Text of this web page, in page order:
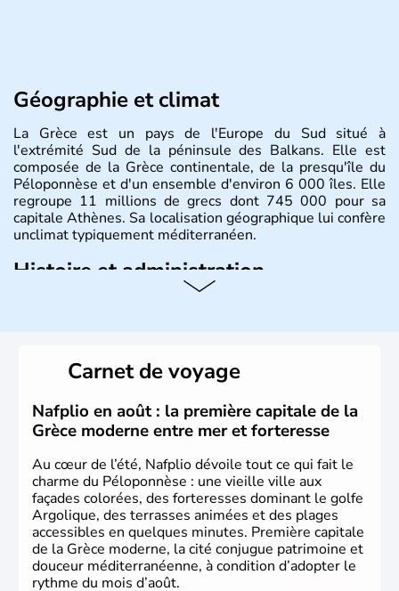
Géographie et climat
La Grèce est un pays de l'Europe du Sud situé à
l'extrémité Sud de la péninsule des Balkans. Elle est
composée de la Grèce continentale, de la presqu'île du
Péloponnèse et d'un ensemble d'environ 6 000 îles. Elle
regroupe 11 millions de grecs dont 745 000 pour sa
capitale Athènes. Sa localisation géographique lui confère
unclimat typiquement méditerranéen.
Histoire et administration
l'invention des Jeux Olympiques en 776 avant J.C. Le 25
mars 1820 sonne le début de la Guerre d'indépendance,
aujourd'hui date de la fête nationale grecque. La Grèce
est définitivement reconnue comme état indépendant à
partir de 1830.
Carnet de voyage
Nafplio en août : la première capitale de la
Grèce moderne entre mer et forteresse
Au cœur de l’été, Nafplio dévoile tout ce qui fait le
charme du Péloponnèse : une vieille ville aux
façades colorées, des forteresses dominant le golfe
Argolique, des terrasses animées et des plages
accessibles en quelques minutes. Première capitale
de la Grèce moderne, la cité conjugue patrimoine et
douceur méditerranéenne, à condition d’adopter le
rythme du mois d’août.